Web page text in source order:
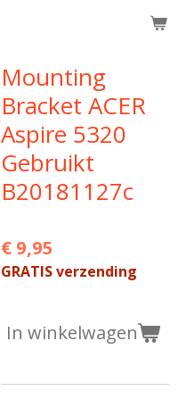
Mounting
Bracket ACER
Aspire 5320
Gebruikt
B20181127c
€ 9,95
GRATIS verzending
In winkelwagen